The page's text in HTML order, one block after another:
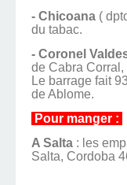
- Chicoana (
du tabac.
- Coronel
de Cabra Corral,
Le barrage fait
de Ablome.
Pour manger :
A Salta : les
Salta, Cordoba